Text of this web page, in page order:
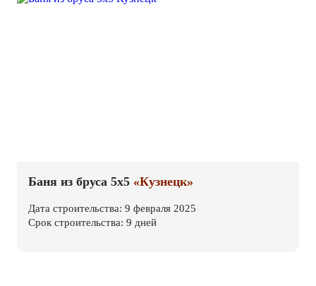
Баня из бруса 5х5 «Кузнецк»
Дата строительства: 9 февраля 2025
Срок строительства: 9 дней